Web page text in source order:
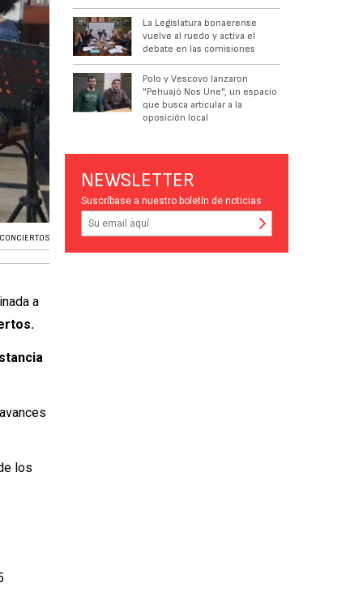
CONCIERTOS
a
los
La Legislatura bonaerense
vuelve al ruedo y activa el
debate en las comisiones
Polo y Vescovo lanzaron
"Pehuajó Nos Une", un espacio
que busca articular a la
oposición local
NEWSLETTER
Suscríbase a nuestro boletín de noticias